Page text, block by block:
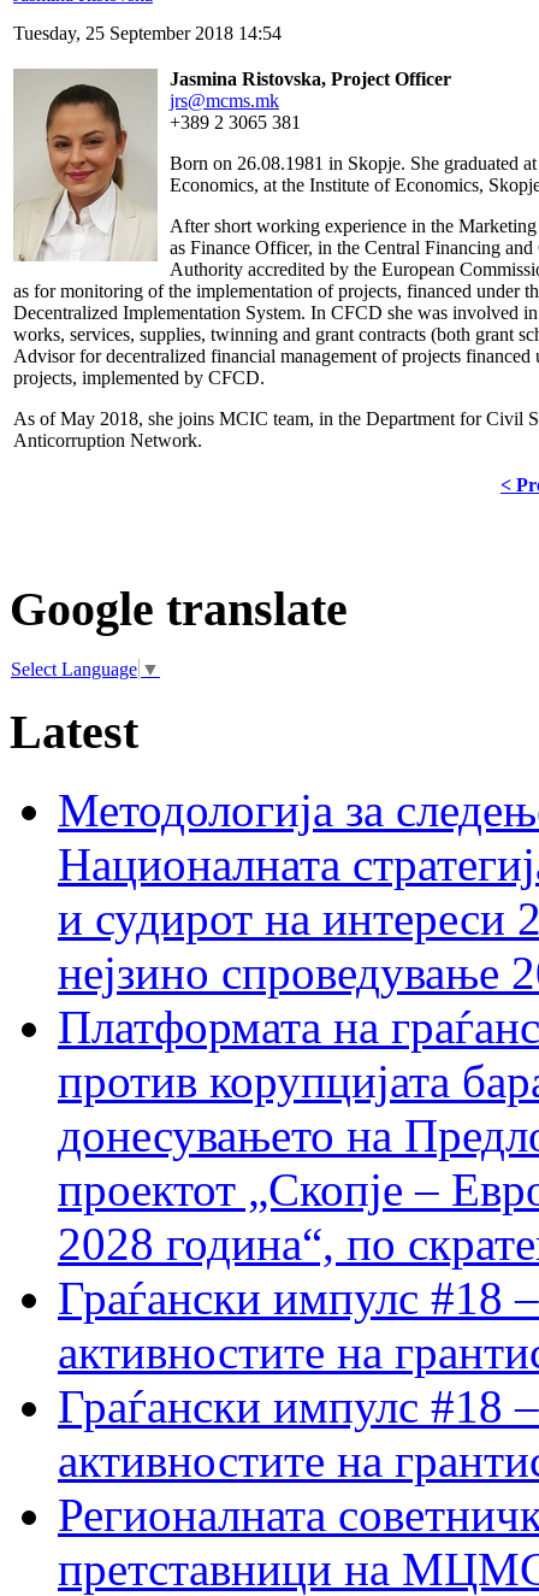
Tuesday, 25 September 2018 14:54
Jasmina Ristovska, Project Officer
jrs@mcms.mk
+389 2 3065 381
Born on 26.08.1981 in Skopje. She graduated
Economics, at the Institute of Economics,
After short working experience in the
as Finance Officer, in the Central Financing
Authority accredited by the European
as for monitoring of the implementation of projects, financed under
Decentralized Implementation System. In CFCD she was involved
works, services, supplies, twinning and grant contracts (both grant
Advisor for decentralized financial management of projects
projects, implemented by CFCD.
As of May 2018, she joins MCIC team, in the Department for Civil
Anticorruption Network.
<
Google translate
Select Language ▼
Latest
Методологија за
Националната
и судирот на интереси
нејзино спроведување
Платформата на
против корупцијата
донесувањето на
проектот „Скопје –
2028 година“, по
Граѓански импулс #18
активностите на
Граѓански импулс #18
активностите на
Регионалната
претставници на МЦМС